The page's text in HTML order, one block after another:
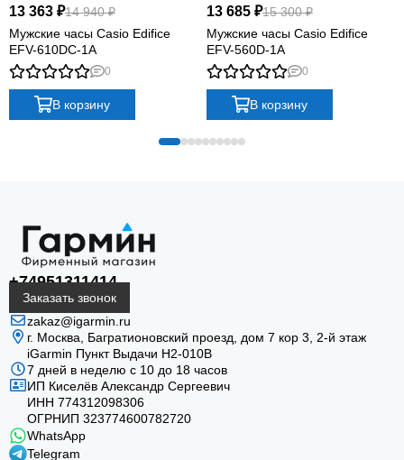
13 363 ₽14 940 ₽
Мужские часы Casio Edifice
EFV-610DC-1A
0
В корзину
13 685 ₽15 300 ₽
Мужские часы Casio Edifice
EFV-560D-1A
0
В корзину
+74951311414
Заказать звонок
zakaz@igarmin.ru
г. Москва, Багратионовский проезд, дом 7 кор 3, 2-й этаж
iGarmin Пункт Выдачи Н2-010В
7 дней в неделю с 10 до 18 часов
ИП Киселёв Александр Сергеевич
ИНН 774312098306
ОГРНИП 323774600782720
WhatsApp
Telegram